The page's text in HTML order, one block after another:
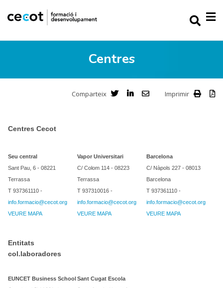
Centres
Comparteix Imprimir
Centres Cecot
Seu central
Sant Pau, 6 - 08221
Terrassa
T 937361110 -
info.formacio@cecot.org
VEURE MAPA
Vapor Universitari
C/ Colom 114 - 08223
Terrassa
T 937310016 -
info.formacio@cecot.org
VEURE MAPA
Barcelona
C/ Nàpols 227 - 08013
Barcelona
T 937361110 -
info.formacio@cecot.org
VEURE MAPA
Entitats
col.laboradores
EUNCET Business SchoolSant Cugat Escola